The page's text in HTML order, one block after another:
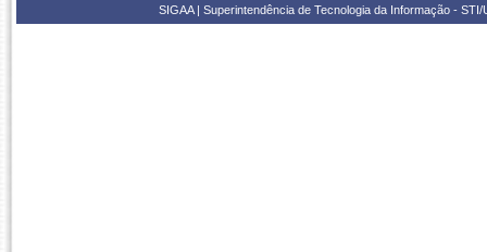
SIGAA | Superintendência de Tecnologia da Informação -